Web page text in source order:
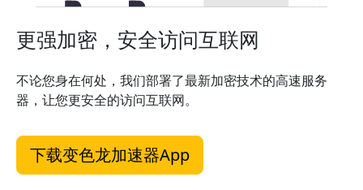
更强加密，安全访问互联网
不论您身在何处，我们部署了最新加密技术的高速服务
器，让您更安全的访问互联网。
下载变色龙加速器App